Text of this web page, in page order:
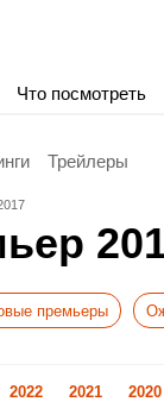
Что посмотреть
Трейлеры
премьеры
2022 2021 2020